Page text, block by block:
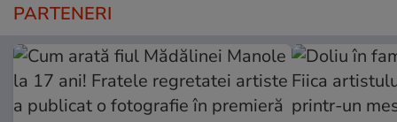
PARTENERI